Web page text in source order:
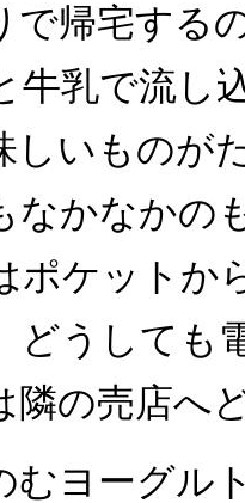
で帰宅する
牛乳で流し
しいものが
なかなかの
ポケットか
どうしても
隣の売店へ
むヨーグル